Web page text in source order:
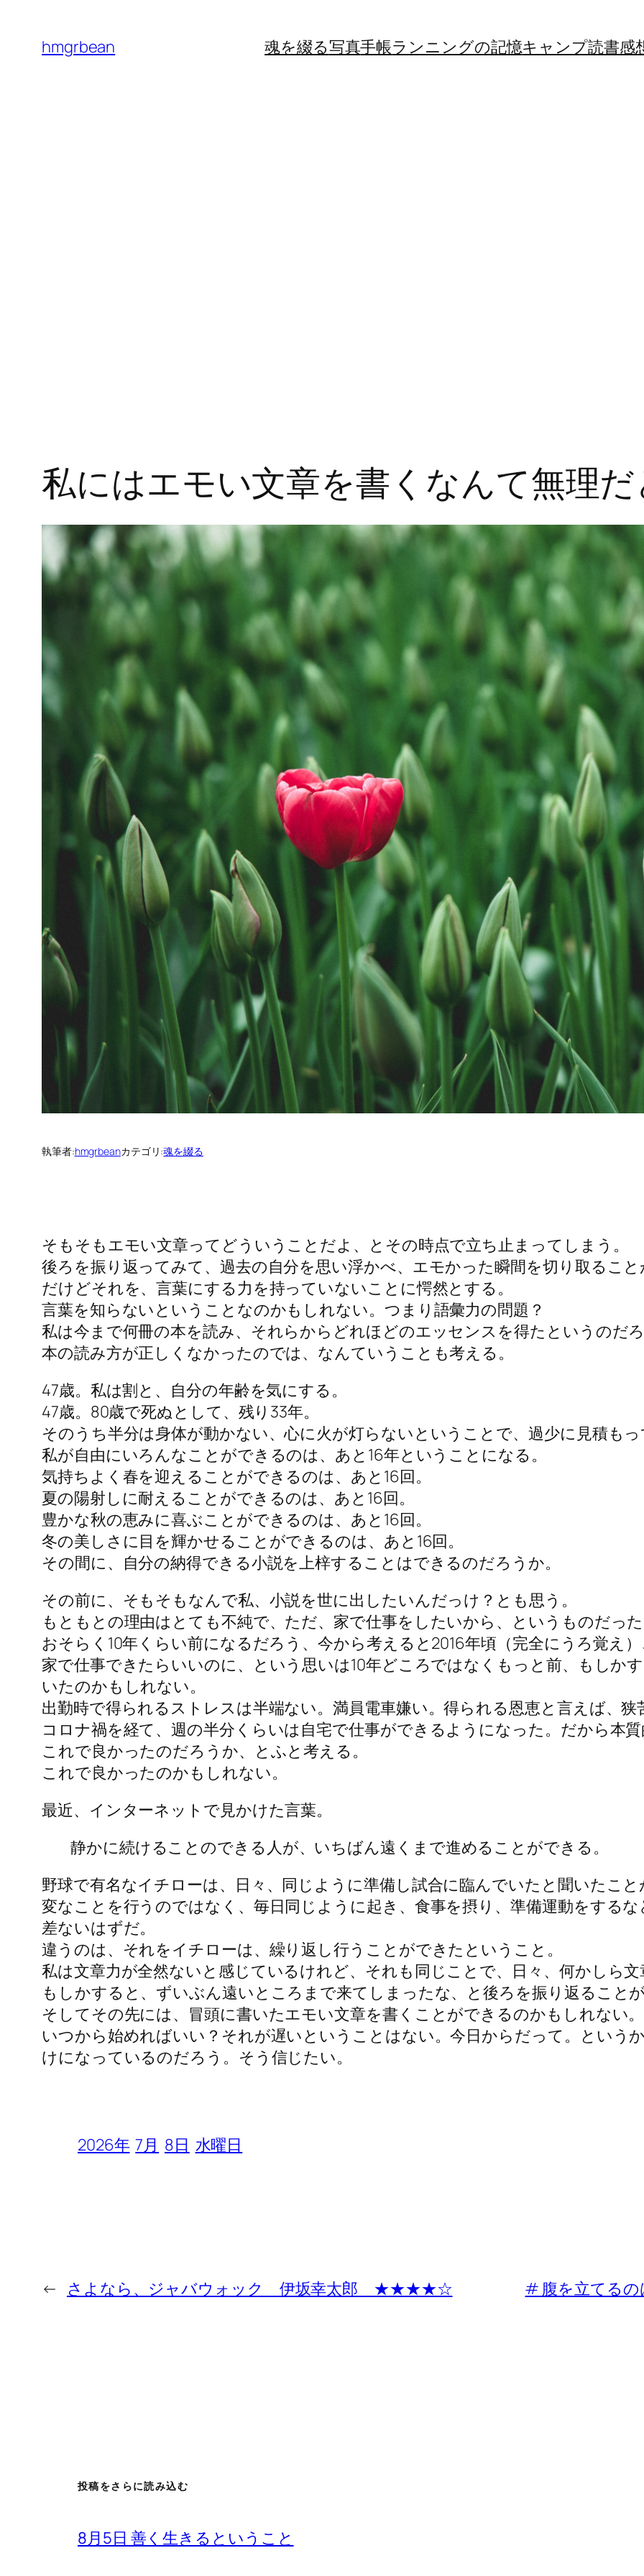
hmgrbean 魂を綴る写真手帳ランニングの記憶キャンプ読書感
私にはエモい文章を書くなんて無理だ
執筆者:hmgrbeanカテゴリ:魂を綴る
そもそもエモい文章ってどういうことだよ、とその時点で立ち止まってしまう。
後ろを振り返ってみて、過去の自分を思い浮かべ、エモかった瞬間を切り取ること
だけどそれを、言葉にする力を持っていないことに愕然とする。
言葉を知らないということなのかもしれない。つまり語彙力の問題？
私は今まで何冊の本を読み、それらからどれほどのエッセンスを得たというのだろ
本の読み方が正しくなかったのでは、なんていうことも考える。
47歳。私は割と、自分の年齢を気にする。
47歳。80歳で死ぬとして、残り33年。
そのうち半分は身体が動かない、心に火が灯らないということで、過少に見積もっ
私が自由にいろんなことができるのは、あと16年ということになる。
気持ちよく春を迎えることができるのは、あと16回。
夏の陽射しに耐えることができるのは、あと16回。
豊かな秋の恵みに喜ぶことができるのは、あと16回。
冬の美しさに目を輝かせることができるのは、あと16回。
その間に、自分の納得できる小説を上梓することはできるのだろうか。
その前に、そもそもなんで私、小説を世に出したいんだっけ？とも思う。
もともとの理由はとても不純で、ただ、家で仕事をしたいから、というものだった
おそらく10年くらい前になるだろう、今から考えると2016年頃（完全にうろ覚え）
家で仕事できたらいいのに、という思いは10年どころではなくもっと前、もしか
いたのかもしれない。
出勤時で得られるストレスは半端ない。満員電車嫌い。得られる恩恵と言えば、狭
コロナ禍を経て、週の半分くらいは自宅で仕事ができるようになった。だから本質
これで良かったのだろうか、とふと考える。
これで良かったのかもしれない。
最近、インターネットで見かけた言葉。
静かに続けることのできる人が、いちばん遠くまで進めることができる。
野球で有名なイチローは、日々、同じように準備し試合に臨んでいたと聞いたこと
変なことを行うのではなく、毎日同じように起き、食事を摂り、準備運動をする
差ないはずだ。
違うのは、それをイチローは、繰り返し行うことができたということ。
私は文章力が全然ないと感じているけれど、それも同じことで、日々、何かしら文
もしかすると、ずいぶん遠いところまで来てしまったな、と後ろを振り返ること
そしてその先には、冒頭に書いたエモい文章を書くことができるのかもしれない。
いつから始めればいい？それが遅いということはない。今日からだって。という
けになっているのだろう。そう信じたい。
2026年 7月 8日 水曜日
← さよなら、ジャバウォック 伊坂幸太郎 ★★★★☆ # 腹を立てるの
投稿をさらに読み込む
8月5日 善く生きるということ